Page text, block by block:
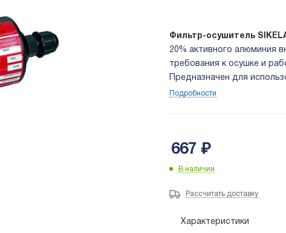
Фильтр-осушитель
20% активного алюминия
требования к осушке и
Предназначен для
установок и систем
Подробности
667 ₽
В наличии
Рассчитать доставку
Характеристики